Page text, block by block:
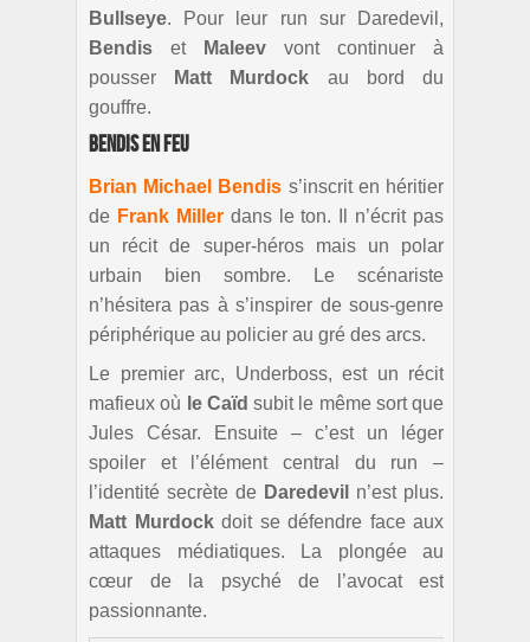
Bullseye. Pour leur run sur Daredevil,
Bendis et Maleev vont continuer à
pousser
Matt Murdock au bord du
gouffre.
Bendis en feu
Brian Michael Bendis s’inscrit en héritier
de Frank Millerdans le ton. Il n’écrit pas
un récit de super-héros mais un polar
urbain bien sombre. Le scénariste
n’hésitera pas à s’inspirer de sous-genre
périphérique au policier au gré des arcs.
Le premier arc, Underboss, est un récit
mafieux où le Caïd subit le même sort que
Jules César. Ensuite – c’est un léger
spoiler et l’élément central du run –
l’identité secrète de Daredevil
n’est plus.
Matt Murdockdoit se défendre face aux
attaques médiatiques. La plongée au
cœur de la psyché de l’avocat est
passionnante.